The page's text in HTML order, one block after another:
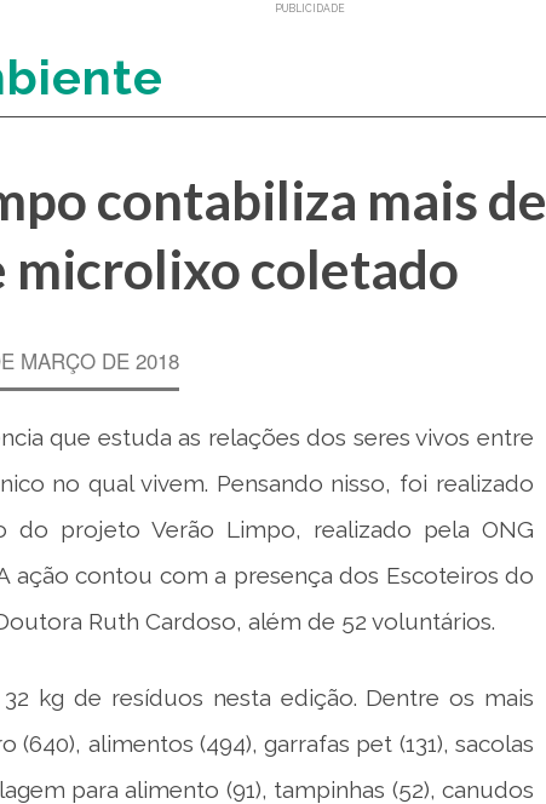
PUBLICIDADE
contabiliza mais de
microlixo coletado
MARÇO DE 2018
que estuda as relações dos seres vivos entre
no qual vivem. Pensando nisso, foi realizado
do projeto Verão Limpo, realizado pela ONG
ação contou com a presença dos Escoteiros do
Ruth Cardoso, além de 52 voluntários.
kg de resíduos nesta edição. Dentre os mais
alimentos (494), garrafas pet (131), sacolas
para alimento (91), tampinhas (52), canudos